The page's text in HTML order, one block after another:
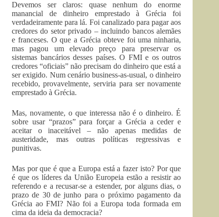
Devemos ser claros: quase nenhum do enorme
manancial de dinheiro emprestado à Grécia foi
verdadeiramente para lá. Foi canalizado para pagar aos
credores do setor privado – incluindo bancos alemães
e franceses. O que a Grécia obteve foi uma ninharia,
mas pagou um elevado preço para preservar os
sistemas bancários desses países. O FMI e os outros
credores “oficiais” não precisam do dinheiro que está a
ser exigido. Num cenário business-as-usual, o dinheiro
recebido, provavelmente, serviria para ser novamente
emprestado à Grécia.
Mas, novamente, o que interessa não é o dinheiro. É
sobre usar “prazos” para forçar a Grécia a ceder e
aceitar o inaceitável – não apenas medidas de
austeridade, mas outras políticas regressivas e
punitivas.
Mas por que é que a Europa está a fazer isto? Por que
é que os líderes da União Europeia estão a resistir ao
referendo e a recusar-se a estender, por alguns dias, o
prazo de 30 de junho para o próximo pagamento da
Grécia ao FMI? Não foi a Europa toda formada em
cima da ideia da democracia?